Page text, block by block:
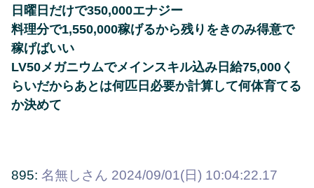
日曜日だけで350,000エナジー
料理分で1,550,000稼げるから残りをきのみ得意で
稼げばいい
LV50メガニウムでメインスキル込み日給75,000く
らいだからあとは何匹日必要か計算して何体育てる
か決めて
895: 名無しさん 2024/09/01(日) 10:04:22.17